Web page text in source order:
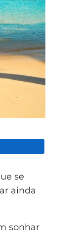
se
ainda
sonhar